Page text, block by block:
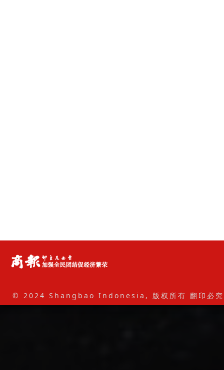
© 2024 Shangbao Indonesia, 版权所有 翻印必